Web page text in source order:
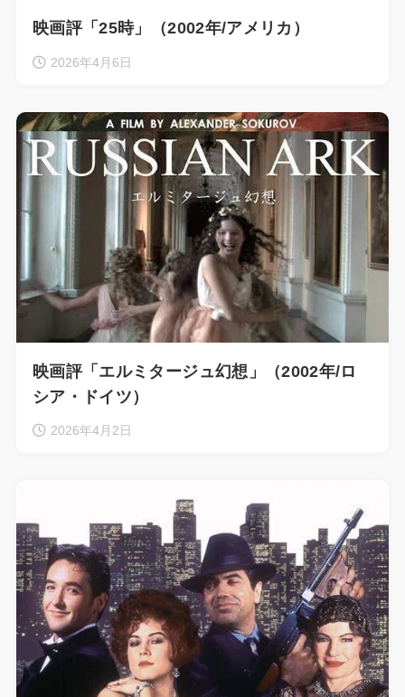
映画評「25時」（2002年/アメリカ）
2026年4月6日
映画評「エルミタージュ幻想」（2002年/ロ
シア・ドイツ）
2026年4月2日